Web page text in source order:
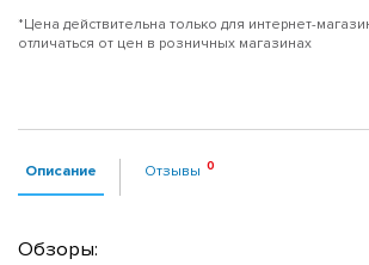
*Цена действительна только для интернет-
отличаться от цен в розничных магазинах
Описание Отзывы
Обзоры: